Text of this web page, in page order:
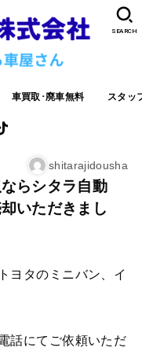
車買取･廃車無料 スタッ
SEARCH
shitarajidousha
らシタラ自動
いただきまし
ヨタのミニバン、イ
話にてご依頼いただ